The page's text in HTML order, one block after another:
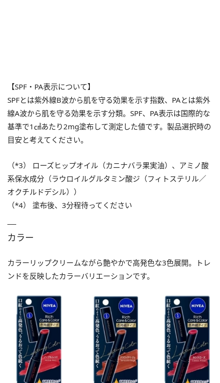
【SPF・PA表示について】
SPFとは紫外線B波から肌を守る効果を示す指数、PAとは紫外
線A波から肌を守る効果を示す分類。SPF、PA表示は国際的な
基準で1㎠あたり2mg塗布して測定した値です。製品選択時の
目安と考えてください。
（*3） ローズヒップオイル（カニナバラ果実油）、アミノ酸
系保水成分（ラウロイルグルタミン酸ジ（フィトステリル／
オクチルドデシル））
（*4） 塗布後、3分程待ってください
カラー
カラーリップクリームながら艶やかで高発色な3色展開。トレ
ンドを反映したカラーバリエーションです。